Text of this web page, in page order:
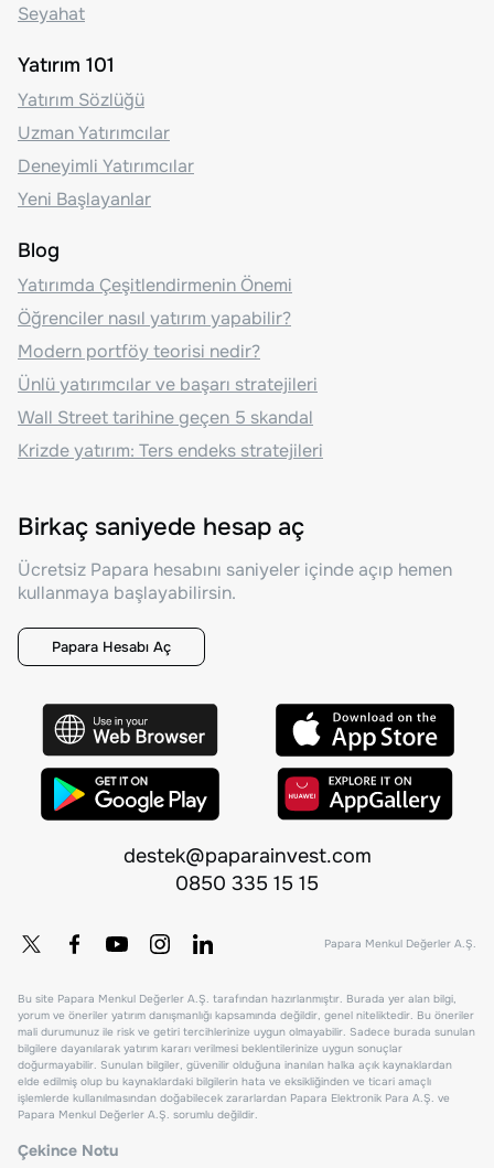
Seyahat
Yatırım 101
Yatırım Sözlüğü
Uzman Yatırımcılar
Deneyimli Yatırımcılar
Yeni Başlayanlar
Blog
Yatırımda Çeşitlendirmenin Önemi
Öğrenciler nasıl yatırım yapabilir?
Modern portföy teorisi nedir?
Ünlü yatırımcılar ve başarı stratejileri
Wall Street tarihine geçen 5 skandal
Krizde yatırım: Ters endeks stratejileri
Birkaç saniyede hesap aç
Ücretsiz Papara hesabını saniyeler içinde açıp hemen
kullanmaya başlayabilirsin.
Papara Hesabı Aç
destek@paparainvest.com
0850 335 15 15
Papara Menkul Değerler A.Ş.
Bu site Papara Menkul Değerler A.Ş. tarafından hazırlanmıştır. Burada yer alan bilgi,
yorum ve öneriler yatırım danışmanlığı kapsamında değildir, genel niteliktedir. Bu öneriler
mali durumunuz ile risk ve getiri tercihlerinize uygun olmayabilir. Sadece burada sunulan
bilgilere dayanılarak yatırım kararı verilmesi beklentilerinize uygun sonuçlar
doğurmayabilir. Sunulan bilgiler, güvenilir olduğuna inanılan halka açık kaynaklardan
elde edilmiş olup bu kaynaklardaki bilgilerin hata ve eksikliğinden ve ticari amaçlı
işlemlerde kullanılmasından doğabilecek zararlardan Papara Elektronik Para A.Ş. ve
Papara Menkul Değerler A.Ş. sorumlu değildir.
Çekince Notu